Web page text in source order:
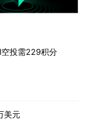
投需229积分
美元